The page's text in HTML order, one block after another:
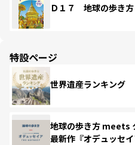
Ｄ１７ 地球の歩き
特設ページ
世界遺産ランキング
地球の歩き方 meets
最新作『オデュッセイ